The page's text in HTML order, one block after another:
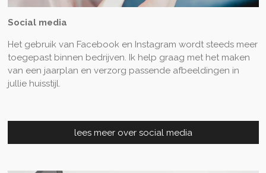
Social media
Het gebruik van Facebook en Instagram wordt steeds meer
toegepast binnen bedrijven. Ik help graag met het maken
van een jaarplan en verzorg passende afbeeldingen in
jullie huisstijl.
lees meer over social media